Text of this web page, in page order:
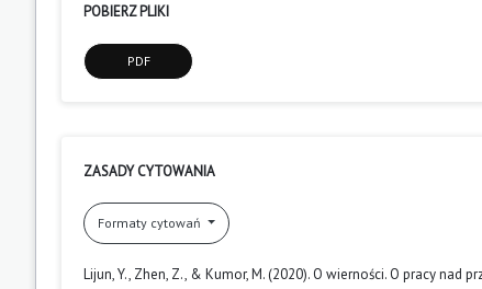
POBIERZ PLIKI
PDF
ZASADY CYTOWANIA
Formaty cytowań
Lijun, Y., Zhen, Z., & Kumor, M. (2020). O wierności. O pracy nad